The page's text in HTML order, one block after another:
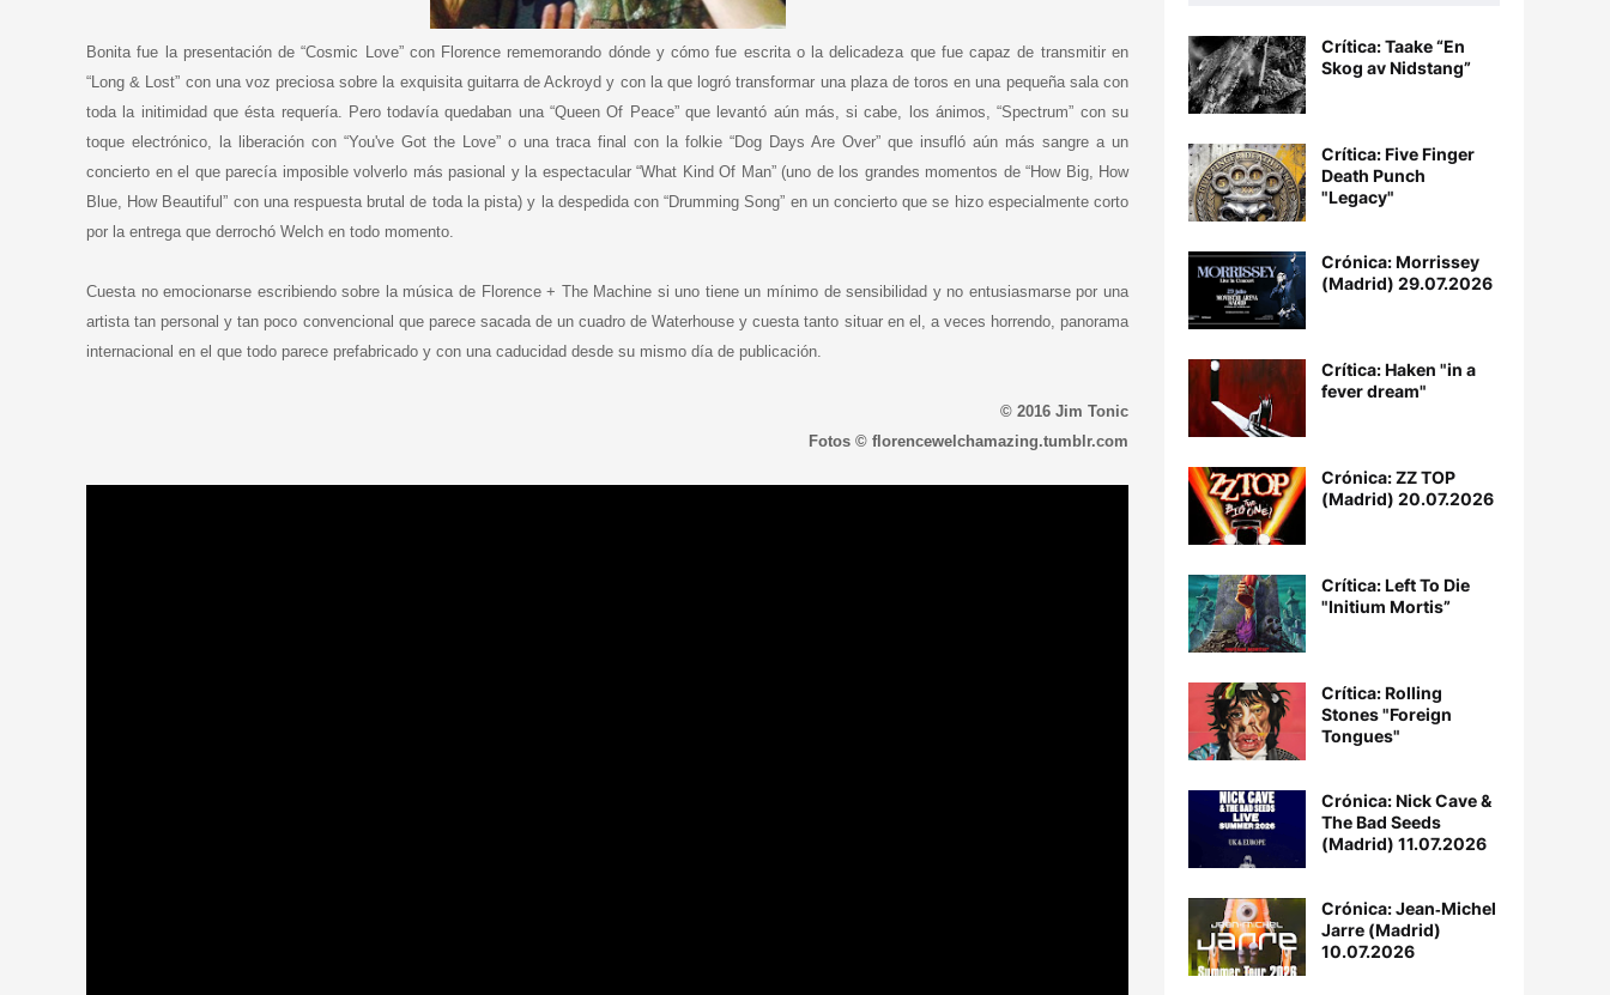
Bonita fue la presentación de “Cosmic Love” con Florence rememorando dónde y cómo fue escrita o la delicadeza que fue capaz de transmitir en
“Long & Lost” con una voz preciosa sobre la exquisita guitarra de Ackroyd y con la que logró transformar una plaza de toros en una pequeña sala con
toda la initimidad que ésta requería. Pero todavía quedaban una “Queen Of Peace” que levantó aún más, si cabe, los ánimos, “Spectrum” con su
toque electrónico, la liberación con “You've Got the Love” o una traca final con la folkie “Dog Days Are Over” que insufló aún más sangre a un
concierto en el que parecía imposible volverlo más pasional y la espectacular “What Kind Of Man” (uno de los grandes momentos de “How Big, How
Blue, How Beautiful” con una respuesta brutal de toda la pista) y la despedida con “Drumming Song” en un concierto que se hizo especialmente corto
por la entrega que derrochó Welch en todo momento.
Cuesta no emocionarse escribiendo sobre la música de Florence + The Machine si uno tiene un mínimo de sensibilidad y no entusiasmarse por una
artista tan personal y tan poco convencional que parece sacada de un cuadro de Waterhouse y cuesta tanto situar en el, a veces horrendo, panorama
internacional en el que todo parece prefabricado y con una caducidad desde su mismo día de publicación.
© 2016 Jim Tonic
Fotos © florencewelchamazing.tumblr.com
Crítica: Taake “En
Skog av Nidstang”
Crítica: Five Finger
Death Punch
"Legacy"
Crónica: Morrissey
(Madrid) 29.07.2026
Crítica: Haken "in a
fever dream"
Crónica: ZZ TOP
(Madrid) 20.07.2026
Crítica: Left To Die
"Initium Mortis”
Crítica: Rolling
Stones "Foreign
Tongues"
Crónica: Nick Cave &
The Bad Seeds
(Madrid) 11.07.2026
Crónica: Jean‐Michel
Jarre (Madrid)
10.07.2026